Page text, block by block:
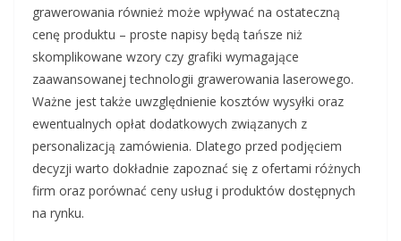
grawerowania również może wpływać na ostateczną
cenę produktu – proste napisy będą tańsze niż
skomplikowane wzory czy grafiki wymagające
zaawansowanej technologii grawerowania laserowego.
Ważne jest także uwzględnienie kosztów wysyłki oraz
ewentualnych opłat dodatkowych związanych z
personalizacją zamówienia. Dlatego przed podjęciem
decyzji warto dokładnie zapoznać się z ofertami różnych
firm oraz porównać ceny usług i produktów dostępnych
na rynku.